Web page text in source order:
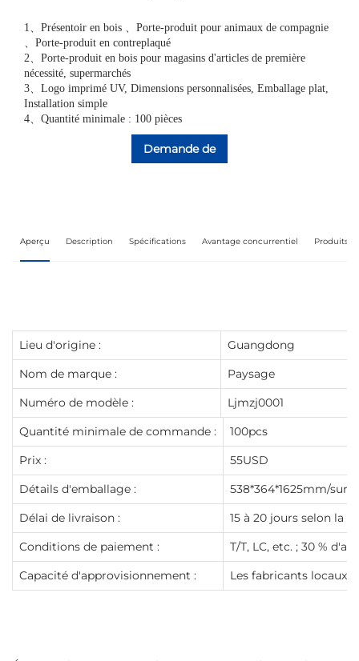
1 Présentoir en bois
Porte-produit pour animaux de compagnie
Porte-produit en contreplaqué
2
Porte-produit en bois pour magasins d'articles de première
nécessité, supermarchés
3
Logo imprimé UV, Dimensions personnalisées, Emballage plat,
Installation simple
4、Quantité minimale : 100 pièces
Demande de
Aperçu Description Spécifications Avantage concurrentiel Produits
Lieu d'origine :
Guangdong
Nom de marque :
Paysage
Numéro de modèle :
Ljmzj0001
Quantité minimale de commande :
100pcs
Prix :
55USD
Détails d'emballage :
538*364*1625mm/sur
Délai de livraison :
15 à 20 jours selon la
Conditions de paiement :
T/T, LC, etc. ; 30 %
Capacité d'approvisionnement :
Les fabricants locaux